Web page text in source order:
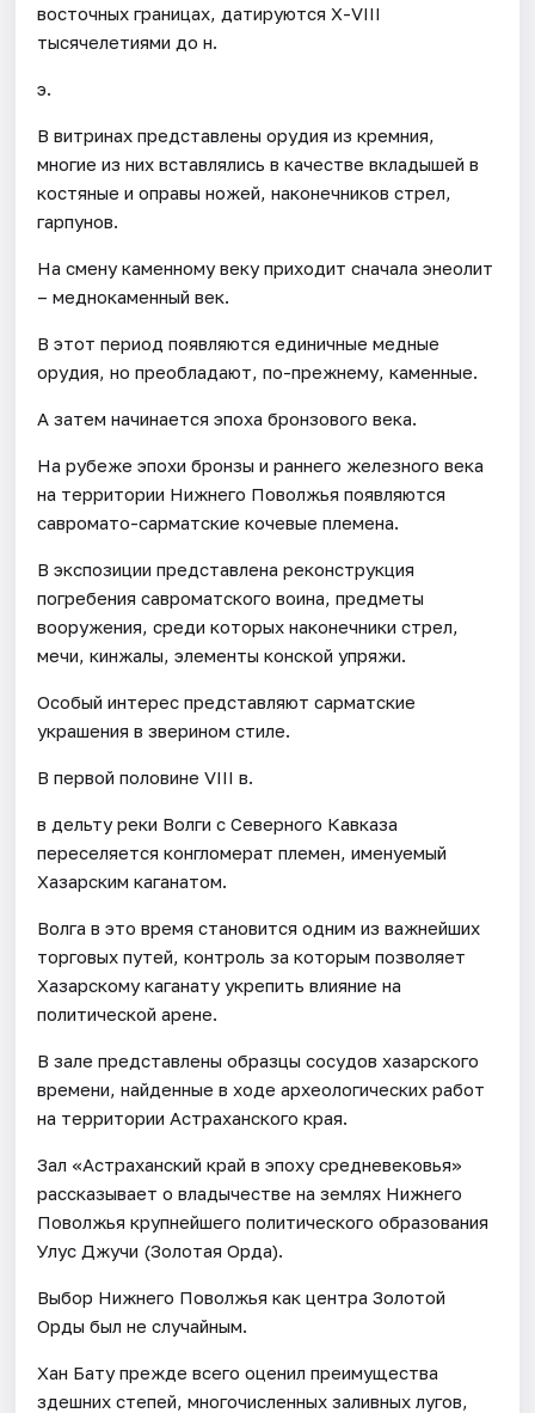
восточных границах, датируются Х-VIII
тысячелетиями до н.
э.
В витринах представлены орудия из кремния,
многие из них вставлялись в качестве вкладышей в
костяные и оправы ножей, наконечников стрел,
гарпунов.
На смену каменному веку приходит сначала энеолит
– меднокаменный век.
В этот период появляются единичные медные
орудия, но преобладают, по-прежнему, каменные.
А затем начинается эпоха бронзового века.
На рубеже эпохи бронзы и раннего железного века
на территории Нижнего Поволжья появляются
савромато-сарматские кочевые племена.
В экспозиции представлена реконструкция
погребения савроматского воина, предметы
вооружения, среди которых наконечники стрел,
мечи, кинжалы, элементы конской упряжи.
Особый интерес представляют сарматские
украшения в зверином стиле.
В первой половине VIII в.
в дельту реки Волги с Северного Кавказа
переселяется конгломерат племен, именуемый
Хазарским каганатом.
Волга в это время становится одним из важнейших
торговых путей, контроль за которым позволяет
Хазарскому каганату укрепить влияние на
политической арене.
В зале представлены образцы сосудов хазарского
времени, найденные в ходе археологических работ
на территории Астраханского края.
Зал «Астраханский край в эпоху средневековья»
рассказывает о владычестве на землях Нижнего
Поволжья крупнейшего политического образования
Улус Джучи (Золотая Орда).
Выбор Нижнего Поволжья как центра Золотой
Орды был не случайным.
Хан Бату прежде всего оценил преимущества
здешних степей, многочисленных заливных лугов,